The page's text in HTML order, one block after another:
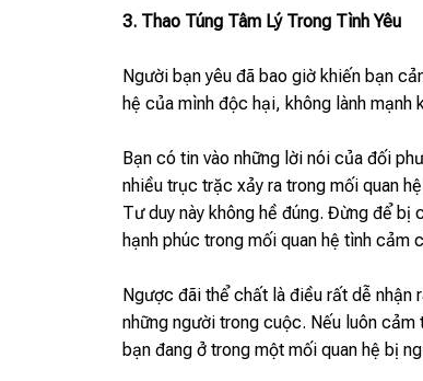
3. Thao Túng Tâm Lý Trong Tình Yêu
Người bạn yêu đã bao giờ khiến bạn
hệ của mình độc hại, không lành mạnh
Bạn có tin vào những lời nói của đối
nhiều trục trặc xảy ra trong mối quan
Tư duy này không hề đúng. Đừng để bị
hạnh phúc trong mối quan hệ tình cảm
Ngược đãi thể chất là điều rất dễ nhận
những người trong cuộc. Nếu luôn
bạn đang ở trong một mối quan hệ bị